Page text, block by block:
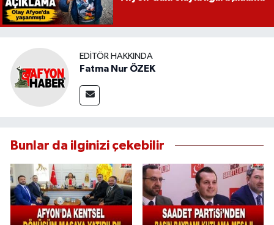
EDITÖR HAKKINDA
Fatma Nur ÖZEK
Bunlar da ilginizi çekebilir